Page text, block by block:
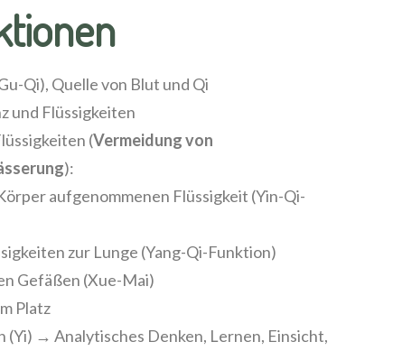
Qi), Quelle von Blut und Qi
und Flüssigkeiten
(Vermeidung von
):
aufgenommenen Flüssigkeit (Yin-Qi-
zur Lunge (Yang-Qi-Funktion)
Gefäßen (Xue-Mai)
Platz
(Yi) → Analytisches Denken, Lernen, Einsicht,